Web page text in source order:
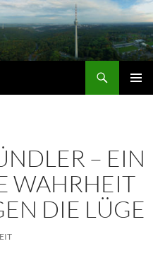
– EIN
WAHRHEIT
DIE LÜGE